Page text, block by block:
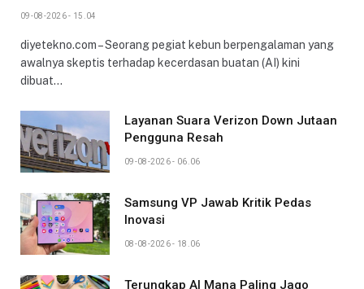
09-08-2026 - 15.04
diyetekno.com – Seorang pegiat kebun berpengalaman yang
awalnya skeptis terhadap kecerdasan buatan (AI) kini
dibuat…
Layanan Suara Verizon Down Jutaan
Pengguna Resah
09-08-2026 - 06.06
Samsung VP Jawab Kritik Pedas
Inovasi
08-08-2026 - 18.06
Terungkap AI Mana Paling Jago